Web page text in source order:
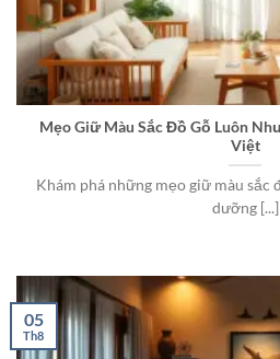
Mẹo Giữ Màu Sắc Đồ Gỗ Luôn
Việt
Khám phá những mẹo giữ màu sắc
dưỡng [...]
05
Th8